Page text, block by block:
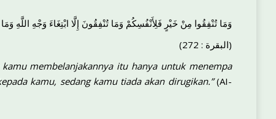
وَمَا تُنْفِقُوا مِنْ خَيْرٍ فَلِأَنْفُسِكُمْ وَمَا تُنْفِقُونَ إِلَّا ابْتِغَاءَ وَجْهِ اللَّهِ
(البقرة : 272)
membelanjakannya itu hanya untuk menempa
kamu, sedang kamu tiada akan dirugikan.”(AI-